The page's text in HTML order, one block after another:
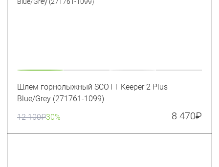
Шлем горнолыжный SCOTT Keeper 2 Plus
Blue/Grey (271761-1099)
12 100₽30% 8 470₽